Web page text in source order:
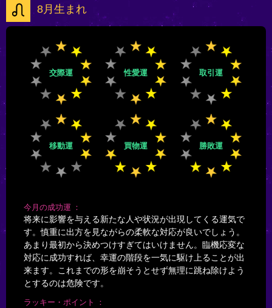
8月生まれ
交際運 性愛運 取引運
移動運 買物運 勝敗運
今月の成功運
将来に影響を与える新たな人や状況が出現してくる運気で
す。慎重に出方を見ながらの柔軟な対応が良いでしょう。
あまり最初から決めつけすぎてはいけません。臨機応変な
対応に成功すれば、幸運の階段を一気に駆け上ることが出
来ます。これまでの形を崩そうとせず無理に跳ね除けよう
とするのは危険です。
ラッキー・ポイント